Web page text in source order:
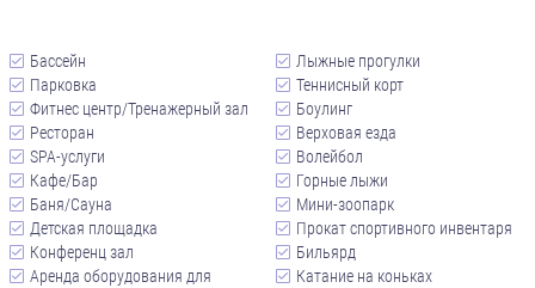
Бассейн
Парковка
Фитнес центр/Тренажерный зал
Ресторан
SPA-услуги
Кафе/Бар
Баня/Сауна
Детская площадка
Конференц зал
Аренда оборудования для
Лыжные прогулки
Теннисный корт
Боулинг
Верховая езда
Волейбол
Горные лыжи
Мини-зоопарк
Прокат спортивного инвентаря
Бильярд
Катание на коньках